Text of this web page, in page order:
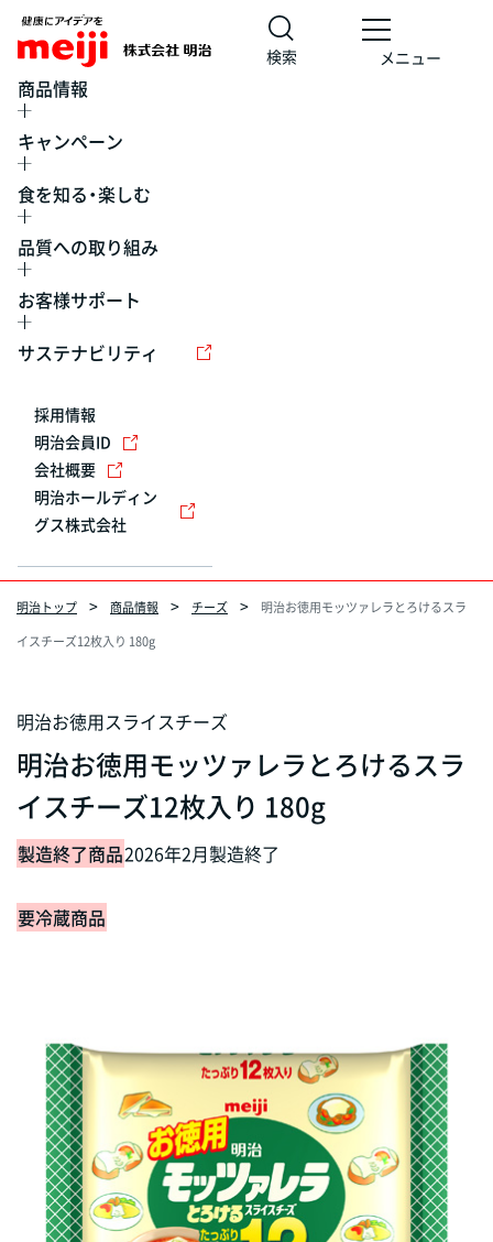
検索 メニュー
商品情報
キャンペーン
食を知る・楽しむ
品質への取り組み
お客様サポート
サステナビリティ
採用情報
明治会員ID
会社概要
明治ホールディン
グス株式会社
明治トップ 商品情報 チーズ
明治お徳用モッツァレラとろけるスラ
イスチーズ12枚入り 180g
明治お徳用スライスチーズ
明治お徳用モッツァレラとろけるスラ
イスチーズ12枚入り 180g
製造終了商品2026年2月製造終了
要冷蔵商品